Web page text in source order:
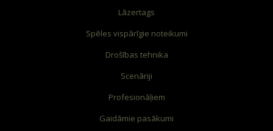
Lāzertags
Spēles vispārīgie noteikumi
Drošības tehnika
Scenāriji
Profesionāļiem
Gaidāmie pasākumi